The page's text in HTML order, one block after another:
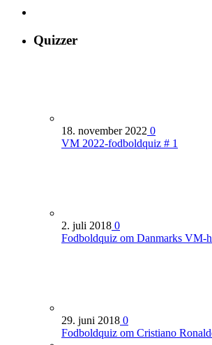
Quizzer
18. november 2022 0
VM 2022-fodboldquiz # 1
2. juli 2018 0
Fodboldquiz om Danmarks VM-
29. juni 2018 0
Fodboldquiz om Cristiano